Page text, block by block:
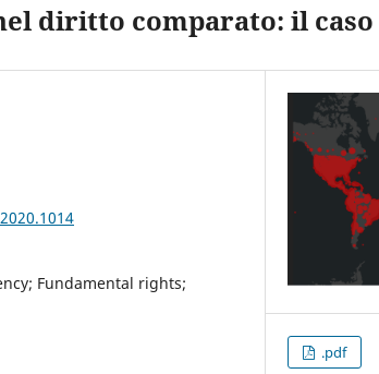
diritto comparato: il caso
Fundamental rights;
.pdf